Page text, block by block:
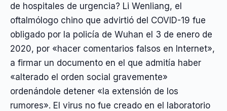
de hospitales de urgencia? Li Wenliang, el
oftalmólogo chino que advirtió del COVID-19 fue
obligado por la policía de Wuhan el 3 de enero de
2020, por «hacer comentarios falsos en Internet»,
a firmar un documento en el que admitía haber
«alterado el orden social gravemente»
ordenándole detener «la extensión de los
rumores». El virus no fue creado en el laboratorio